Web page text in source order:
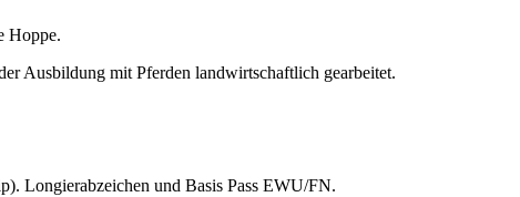
Hoppe.
Ausbildung mit Pferden landwirtschaftlich gearbeitet.
Longierabzeichen und Basis Pass EWU/FN.